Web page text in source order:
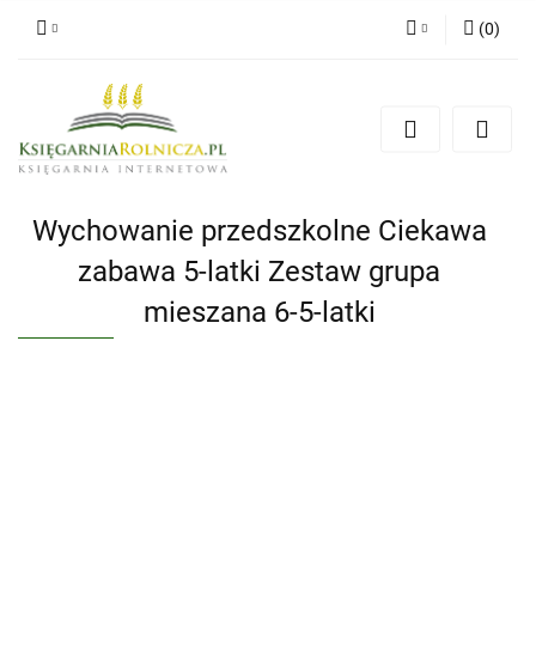
Zarejestruj się
(0)
Wychowanie przedszkolne Ciekawa
zabawa 5-latki Zestaw grupa
mieszana 6-5-latki